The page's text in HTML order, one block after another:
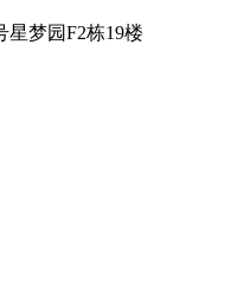
星梦园F2栋19楼